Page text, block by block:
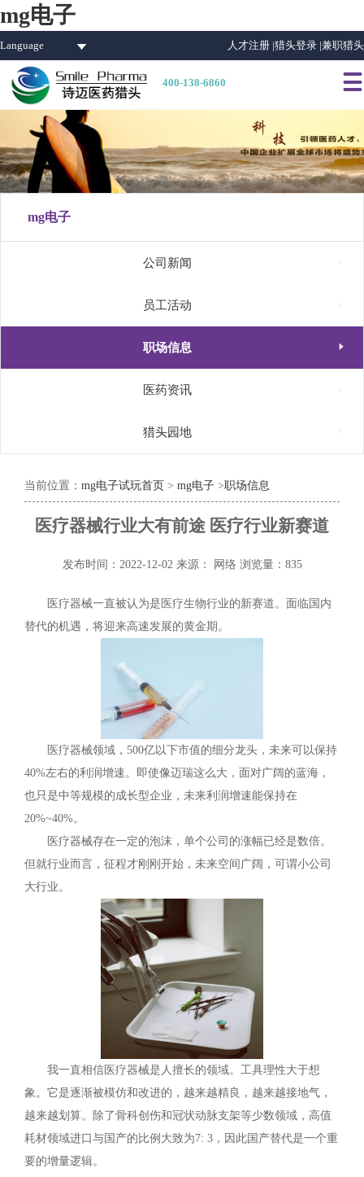
mg电子
Language 人才注册 |猎头登录 |兼职猎头
400-138-6860 
mg电子
公司新闻
员工活动
职场信息 
医药资讯
猎头园地
当前位置： mg电子试玩首页 > mg电子 >职场信息
医疗器械行业大有前途 医疗行业新赛道
发布时间：2022-12-02 来源： 网络 浏览量：835
医疗器械一直被认为是医疗生物行业的新赛道。面临国内
替代的机遇，将迎来高速发展的黄金期。
医疗器械领域，500亿以下市值的细分龙头，未来可以保持
40%左右的利润增速。即使像迈瑞这么大，面对广阔的蓝海，
也只是中等规模的成长型企业，未来利润增速能保持在
20%~40%。
医疗器械存在一定的泡沫，单个公司的涨幅已经是数倍。
但就行业而言，征程才刚刚开始，未来空间广阔，可谓小公司
大行业。
我一直相信医疗器械是人擅长的领域。工具理性大于想
象。它是逐渐被模仿和改进的，越来越精良，越来越接地气，
越来越划算。除了骨科创伤和冠状动脉支架等少数领域，高值
耗材领域进口与国产的比例大致为7: 3，因此国产替代是一个重
要的增量逻辑。